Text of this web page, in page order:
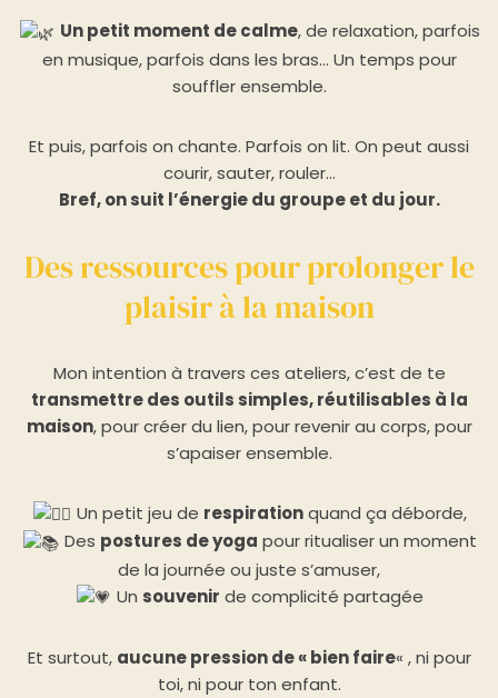
Un petit moment de calme, de relaxation, parfois
en musique, parfois dans les bras… Un temps pour
souffler ensemble.
Et puis, parfois on chante. Parfois on lit. On peut aussi
courir, sauter, rouler…
Bref, on suit l’énergie du groupe et du jour.
Des ressources pour prolonger le
plaisir à la maison
Mon intention à travers ces ateliers, c’est de te
transmettre des outils simples, réutilisables à la
maison, pour créer du lien, pour revenir au corps, pour
s’apaiser ensemble.
Un petit jeu de respirationquand ça déborde,
Des postures de yoga pour ritualiser un moment
de la journée ou juste s’amuser,
Un souvenir de complicité partagée
Et surtout, aucune pression de « bien faire« , ni pour
toi, ni pour ton enfant.